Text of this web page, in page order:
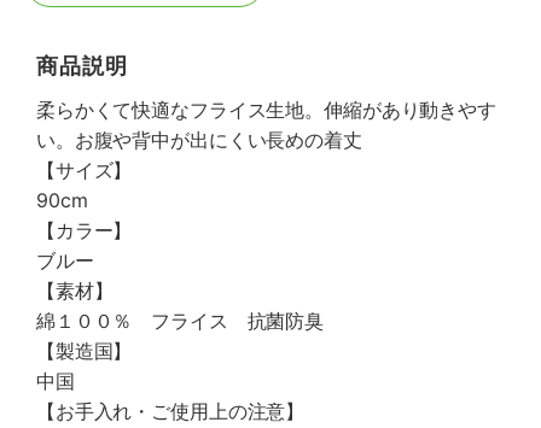
商品説明
柔らかくて快適なフライス生地。伸縮があり動きやす
い。お腹や背中が出にくい長めの着丈
【サイズ】
90cm
【カラー】
ブルー
【素材】
綿１００％ フライス 抗菌防臭
【製造国】
中国
【お手入れ・ご使用上の注意】